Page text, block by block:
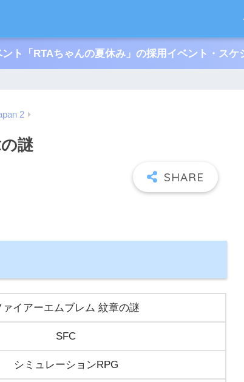
ト「RTAちゃんの夏休み」の採用イベント・スケ
2
謎
ァイアーエムブレム 紋章の謎
SFC
シミュレーションRPG